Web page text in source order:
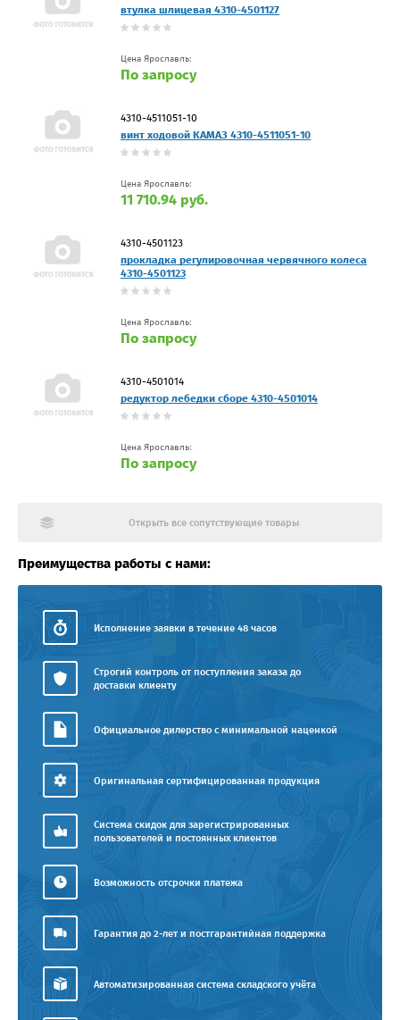
втулка шлицевая 4310-4501127
Цена Ярославль:
По запросу
4310-4511051-10
винт ходовой КАМАЗ 4310-4511051-10
Цена Ярославль:
11 710.94 руб.
4310-4501123
прокладка регулировочная червячного колеса
4310-4501123
Цена Ярославль:
По запросу
4310-4501014
редуктор лебедки сборе 4310-4501014
Цена Ярославль:
По запросу
Открыть все сопутствующие товары
Преимущества работы с нами:
Исполнение заявки в течение 48 часов
Строгий контроль от поступления заказа до
доставки клиенту
Официальное дилерство с минимальной наценкой
Оригинальная сертифицированная продукция
Система скидок для зарегистрированных
пользователей и постоянных клиентов
Возможность отсрочки платежа
Гарантия до 2-лет и постгарантийная поддержка
Автоматизированная система складского учёта